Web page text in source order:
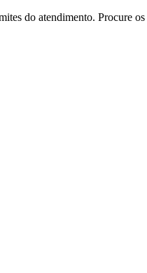
do atendimento. Procure